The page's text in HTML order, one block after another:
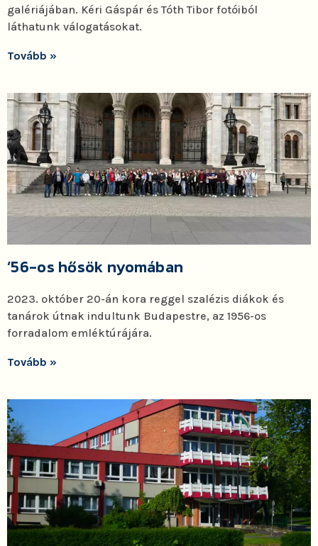
galériájában. Kéri Gáspár és Tóth Tibor fotóiból
láthatunk válogatásokat.
Tovább »
’56-os hősök nyomában
2023. október 20-án kora reggel szalézis diákok és
tanárok útnak indultunk Budapestre, az 1956-os
forradalom emléktúrájára.
Tovább »